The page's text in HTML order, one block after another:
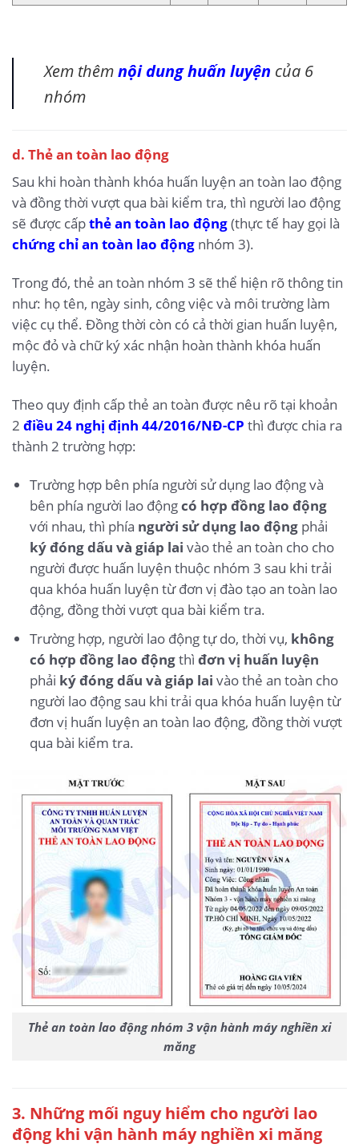
Xem thêmnội dung huấn luyện của 6
nhóm
d. Thẻ an toàn lao động
Sau khi hoàn thành khóa huấn luyện an toàn lao động
và đồng thời vượt qua bài kiểm tra, thì người lao động
sẽ được cấpthẻ an toàn lao động(thực tế hay gọi là
chứng chỉ an toàn lao động nhóm 3).
Trong đó, thẻ an toàn nhóm 3 sẽ thể hiện rõ thông tin
như: họ tên, ngày sinh, công việc và môi trường làm
việc cụ thể. Đồng thời còn có cả thời gian huấn luyện,
mộc đỏ và chữ ký xác nhận hoàn thành khóa huấn
luyện.
Theo quy định cấp thẻ an toàn được nêu rõ tại khoản
2 điều 24 nghị định 44/2016/NĐ-CP thì được chia ra
thành 2 trường hợp:
Trường hợp bên phía người sử dụng lao động và
bên phía người lao độngcó hợp đồng lao động
với nhau, thì phía người sử dụng lao độngphải
ký đóng dấu và giáp lai vào thẻ an toàn cho cho
người được huấn luyện thuộc nhóm 3 sau khi trải
qua khóa huấn luyện từ đơn vị đào tạo an toàn lao
động, đồng thời vượt qua bài kiểm tra.
Trường hợp, người lao động tự do, thời vụ, không
có hợp đồng lao độngthì đơn vị huấn luyện
phải ký đóng dấu và giáp lai vào thẻ an toàn cho
người lao động sau khi trải qua khóa huấn luyện từ
đơn vị huấn luyện an toàn lao động, đồng thời vượt
qua bài kiểm tra.
Thẻ an toàn lao động nhóm 3 vận hành máy nghiền xi
măng
3. Những mối nguy hiểm cho người lao
động khi vận hành máy nghiền xi măng